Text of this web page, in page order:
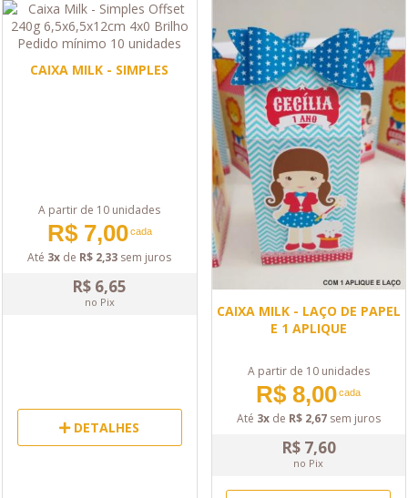
CAIXA MILK - SIMPLES
A partir de 10 unidades
R$ 7,00cada
Até 3x de R$ 2,33 sem juros
R$ 6,65
no Pix
DETALHES
CAIXA MILK - LAÇO DE PAPEL
E 1 APLIQUE
A partir de 10 unidades
R$ 8,00cada
Até 3xde R$ 2,67sem juros
R$ 7,60
no Pix